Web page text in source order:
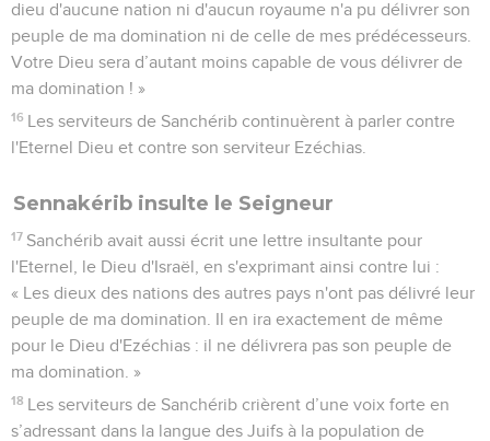
dieu d'aucune nation ni d'aucun royaume n'a pu délivrer son
peuple de ma domination ni de celle de mes prédécesseurs.
Votre Dieu sera d’autant moins capable de vous délivrer de
ma domination ! »
16 Les serviteurs de Sanchérib continuèrent à parler contre
l'Eternel Dieu et contre son serviteur Ezéchias.
Sennakérib insulte le Seigneur
17 Sanchérib avait aussi écrit une lettre insultante pour
l'Eternel, le Dieu d'Israël, en s'exprimant ainsi contre lui :
« Les dieux des nations des autres pays n'ont pas délivré leur
peuple de ma domination. Il en ira exactement de même
pour le Dieu d'Ezéchias : il ne délivrera pas son peuple de
ma domination. »
18 Les serviteurs de Sanchérib crièrent d’une voix forte en
s’adressant dans la langue des Juifs à la population de